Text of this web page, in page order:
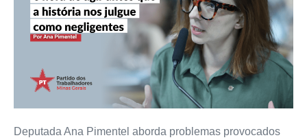
Deputada Ana Pimentel aborda problemas provocados